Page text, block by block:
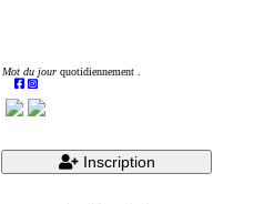
Mot du jour quotidiennement .
Inscription